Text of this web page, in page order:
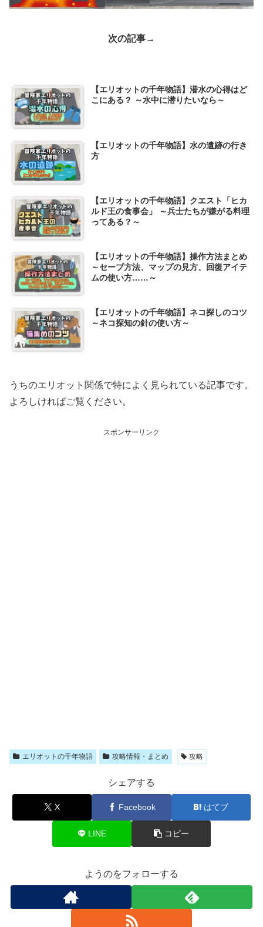
次の記事→
【エリオットの千年物語】潜水の心得はど
こにある？ ～水中に潜りたいなら～
【エリオットの千年物語】水の遺跡の行き
方
【エリオットの千年物語】クエスト「ヒカ
ルド王の食事会」 ～兵士たちが嫌がる料理
ってある？～
【エリオットの千年物語】操作方法まとめ
～セーブ方法、マップの見方、回復アイテ
ムの使い方……～
【エリオットの千年物語】ネコ探しのコツ
～ネコ探知の針の使い方～
うちのエリオット関係で特によく見られている記事です。
よろしければご覧ください。
スポンサーリンク
エリオットの千年物語 攻略情報・まとめ 攻略
シェアする
X Facebook はてブ
LINE コピー
ようのをフォローする